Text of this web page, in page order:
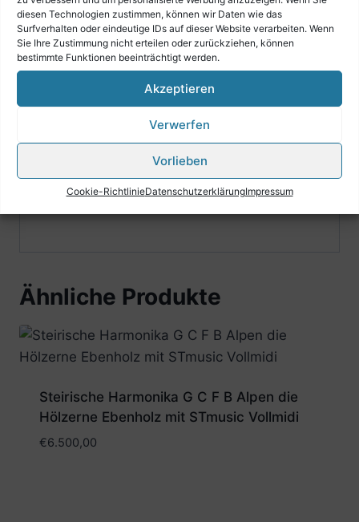
diesen Technologien zustimmen, können wir Daten wie das
Surfverhalten oder eindeutige IDs auf dieser Website verarbeiten. Wenn
Sie Ihre Zustimmung nicht erteilen oder zurückziehen, können
bestimmte Funktionen beeinträchtigt werden.
Akzeptieren
Verwerfen
Vorlieben
Cookie-RichtlinieDatenschutzerklärungImpressum
akzeptieren und diesen Inhalt zu
Ähnliche Produkte
Steirische Harmonika G C F B Alpen die
Hölzerne Ebenholz mit STmusic Vollmidi
€6.500,00